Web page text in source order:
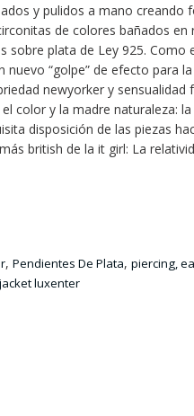
y pulidos a mano creando
de colores bañados en
sobre plata de Ley 925. Como
“golpe” de efecto para
newyorker y sensualidad
color y la madre naturaleza:
disposición de las piezas
british de la it girl: La
, Pendientes De Plata, piercing,
luxenter